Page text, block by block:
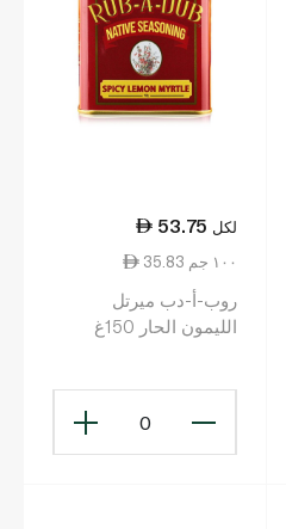
53.75 لكل
35.83 ١٠٠ جم
روب-أ-دب ميرتل
الليمون الحار 150غ
0